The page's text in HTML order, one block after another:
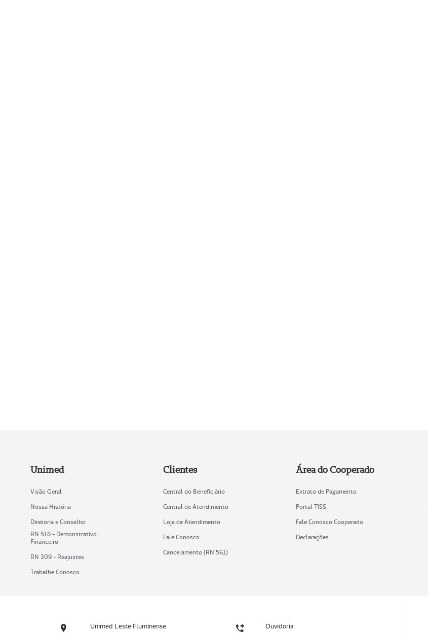
Unimed
Visão Geral
Nossa História
Diretoria e Conselho
RN 518 - Demonstrativo
Financeiro
RN 309 - Reajustes
Trabalhe Conosco
Clientes
Central do Beneficiário
Central de Atendimento
Loja de Atendimento
Fale Conosco
Cancelamento (RN 561)
Área do Cooperado
Extrato de Pagamento
Portal TISS
Fale Conosco Cooperado
Declarações
Unimed Leste Fluminense Ouvidoria